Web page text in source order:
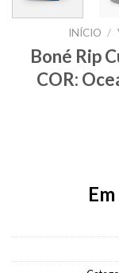
INÍCIO /
Boné Rip
COR: